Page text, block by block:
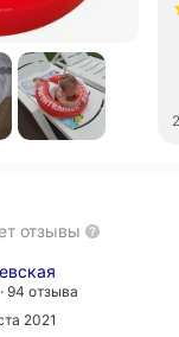
отзывы
94 отзыва
2021